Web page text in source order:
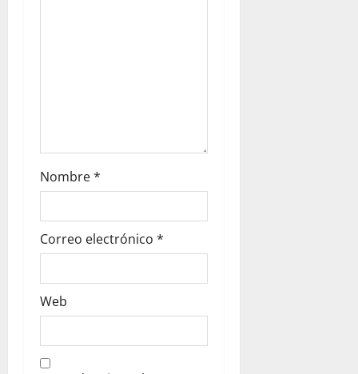
Nombre*
Correo electrónico *
Web